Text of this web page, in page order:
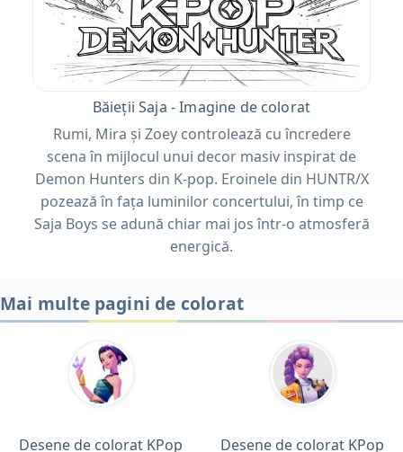
Băieții Saja - Imagine de colorat
Rumi, Mira și Zoey controlează cu încredere
scena în mijlocul unui decor masiv inspirat de
Demon Hunters din K-pop. Eroinele din HUNTR/X
pozează în fața luminilor concertului, în timp ce
Saja Boys se adună chiar mai jos într-o atmosferă
energică.
Mai multe pagini de colorat
Desene de colorat KPop
Desene de colorat KPop